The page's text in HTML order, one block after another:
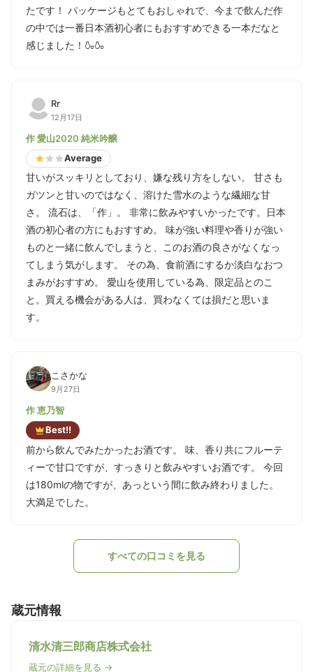
たです！ パッケージもとてもおしゃれで、今まで飲んだ作
の中では一番日本酒初心者にもおすすめできる一本だなと
感じました！🍶🍶
Rr
12月17日
作 愛山2020 純米吟醸
Average
甘いがスッキリとしており、嫌な残り方をしない。 甘さも
ガツンと甘いのではなく、溶けた雪水のような繊細な甘
さ。 流石は、「作」。 非常に飲みやすいかったです。日本
酒の初心者の方にもおすすめ。 味が強い料理や香りが強い
ものと一緒に飲んでしまうと、このお酒の良さがなくなっ
てしまう気がします。 その為、食前酒にするか淡白なおつ
まみがおすすめ。 愛山を使用している為、限定品とのこ
と。買える機会がある人は、買わなくては損だと思いま
す。
こさかな
9月27日
作 恵乃智
Best!!
前から飲んでみたかったお酒です。 味、香り共にフルーテ
ィーで甘口ですが、すっきりと飲みやすいお酒です。 今回
は180mlの物ですが、あっという間に飲み終わりました。
大満足でした。
すべての口コミを見る
蔵元情報
清水清三郎商店株式会社
蔵元の詳細を見る →